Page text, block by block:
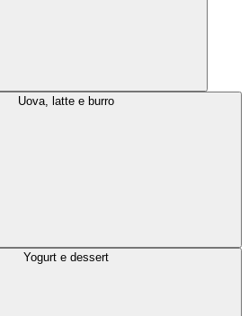
Uova, latte e burro
Yogurt e dessert